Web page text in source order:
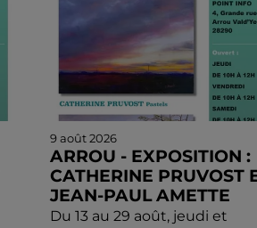
9 août 2026
ARROU - EXPOSITION :
CATHERINE PRUVOST
JEAN-PAUL AMETTE
Du 13 au 29 août, jeudi et